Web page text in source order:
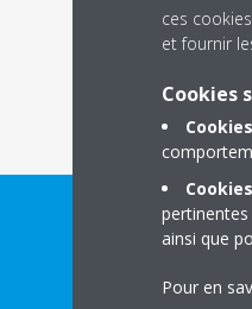
ces
et fournir
Cookies
ainsi que
Pour en